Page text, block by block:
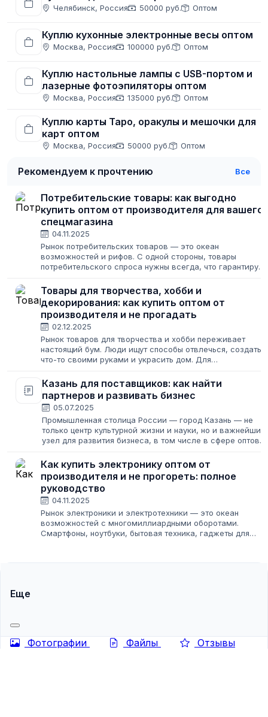
Челябинск, Россия 50000 руб. Оптом
Куплю кухонные электронные весы оптом
Москва, Россия 100000 руб. Оптом
Куплю настольные лампы с USB-портом и
лазерные фотоэпиляторы оптом
Москва, Россия 135000 руб. Оптом
Куплю карты Таро, оракулы и мешочки для
карт оптом
Москва, Россия 50000 руб. Оптом
Рекомендуем к прочтению Все
Потребительские товары: как выгодно
купить оптом от производителя для вашего
спецмагазина
04.11.2025
Рынок потребительских товаров — это океан
возможностей и рифов. С одной стороны, товары
потребительского спроса нужны всегда, что гарантирует
зашкаливает, а изменение цен потребительских...
Товары для творчества, хобби и
декорирования: как купить оптом от
производителя и не прогадать
02.12.2025
Рынок товаров для творчества и хобби переживает
настоящий бум. Люди ищут способы отвлечься, создать
что-то своими руками и украсить дом. Для
маржинальность высокая, а порог входа ниже,...
Казань для поставщиков: как найти
партнеров и развивать бизнес
05.07.2025
Промышленная столица России — город Казань — не
только центр культурной жизни и науки, но и важнейший
узел для развития бизнеса, в том числе в сфере
эффективно произвести закупки...
Как купить электронику оптом от
производителя и не прогореть: полное
руководство
04.11.2025
Рынок электроники и электротехники — это океан
возможностей с многомиллиардными оборотами.
Смартфоны, ноутбуки, бытовая техника, гаджеты для
Еще
Фотографии Файлы Отзывы